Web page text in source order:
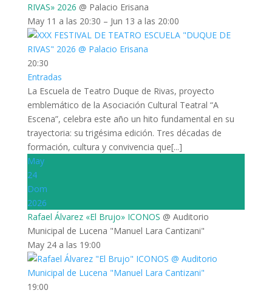
RIVAS» 2026 @ Palacio Erisana
May 11 a las 20:30 – Jun 13 a las 20:00
20:30
Entradas
La Escuela de Teatro Duque de Rivas, proyecto
emblemático de la Asociación Cultural Teatral “A
Escena”, celebra este año un hito fundamental en su
trayectoria: su trigésima edición. Tres décadas de
formación, cultura y convivencia que[...]
May
24
Dom
2026
Rafael Álvarez «El Brujo» ICONOS @ Auditorio
Municipal de Lucena "Manuel Lara Cantizani"
May 24 a las 19:00
19:00